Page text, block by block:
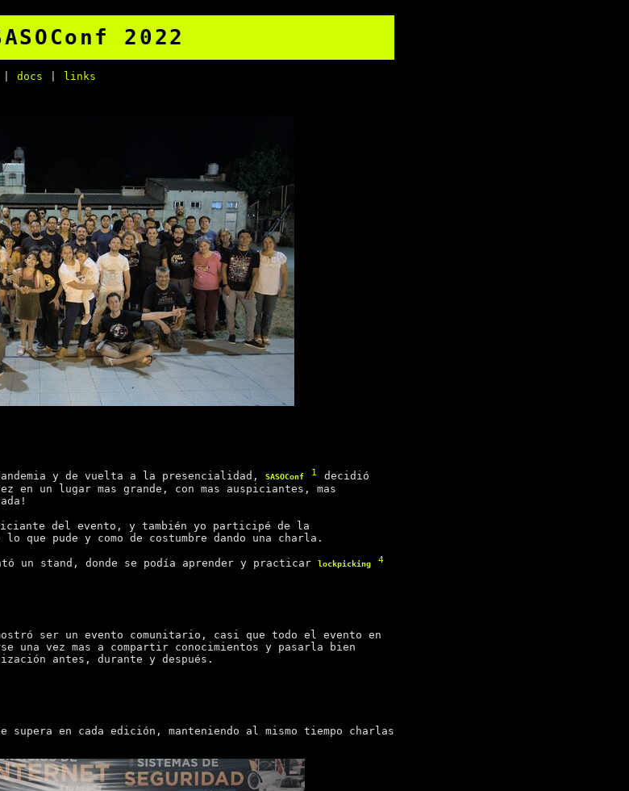
2022
docs links
y de vuelta a la presencialidad, SASOConf 1
decidió
en un lugar mas grande, con mas auspiciantes, mas
del evento, y también yo participé de la
que pude y como de costumbre dando una charla.
un stand, donde se podía aprender y practicar lockpicking 4
ser un evento comunitario, casi que todo el evento en
una vez mas a compartir conocimientos y pasarla bien
antes, durante y después.
en cada edición, manteniendo al mismo tiempo charlas